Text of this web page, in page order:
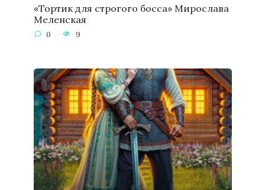
«Тортик для строгого босса» Мирослава
Меленская
0 9